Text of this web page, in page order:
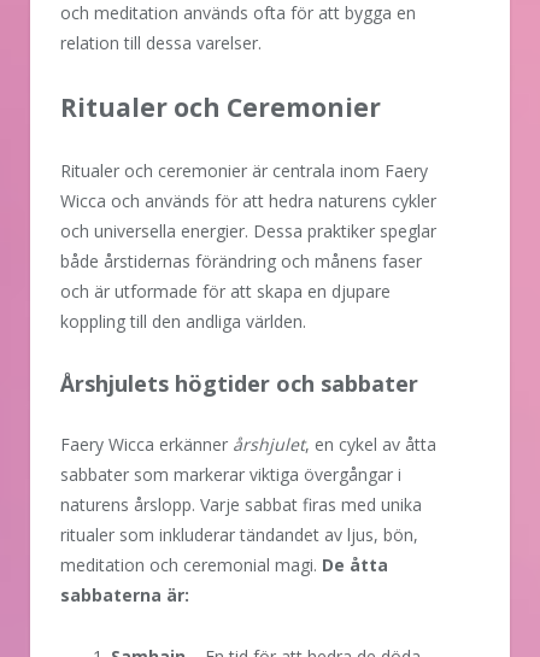
och meditation används ofta för att bygga en
relation till dessa varelser.
Ritualer och Ceremonier
Ritualer och ceremonier är centrala inom Faery
Wicca och används för att hedra naturens cykler
och universella energier. Dessa praktiker speglar
både årstidernas förändring och månens faser
och är utformade för att skapa en djupare
koppling till den andliga världen.
Årshjulets högtider och sabbater
Faery Wicca erkänner årshjulet, en cykel av åtta
sabbater som markerar viktiga övergångar i
naturens årslopp. Varje sabbat firas med unika
ritualer som inkluderar tändandet av ljus, bön,
meditation och ceremonial magi. De åtta
sabbaterna är: